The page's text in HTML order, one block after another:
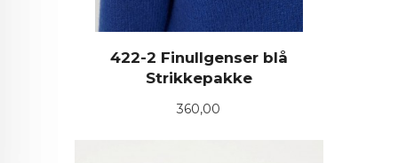
422-2 Finullgenser blå
Strikkepakke
Pris
360,00